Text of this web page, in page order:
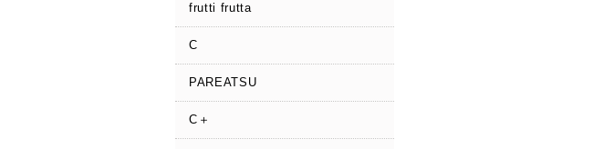
frutti frutta
C
PAREATSU
C＋